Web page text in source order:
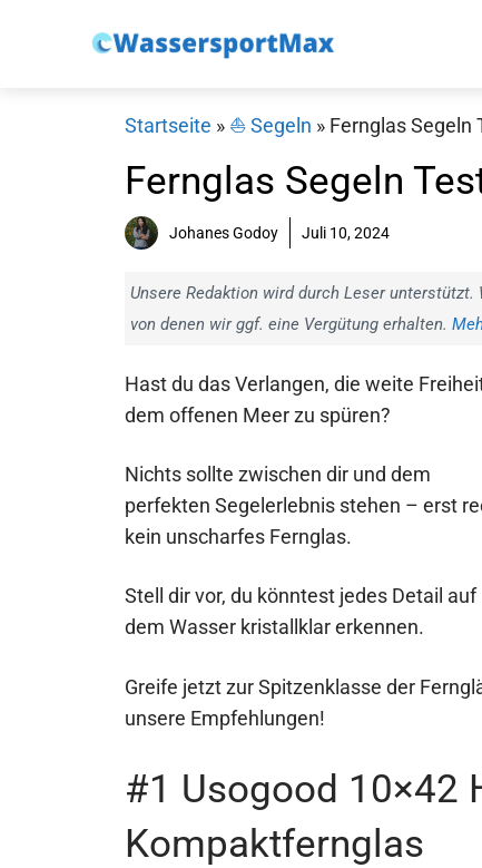
Startseite » ⛵️ Segeln » Fernglas Segeln
Fernglas Segeln
Johanes Godoy Juli 10, 2024
Unsere Redaktion wird durch Leser
von denen wir ggf. eine Vergütung erhalten.
Hast du das Verlangen, die weite
dem offenen Meer zu spüren?
Nichts sollte zwischen dir und dem
perfekten Segelerlebnis stehen – erst
kein unscharfes Fernglas.
Stell dir vor, du könntest jedes Detail auf
dem Wasser kristallklar erkennen.
Greife jetzt zur Spitzenklasse der
unsere Empfehlungen!
#1 Usogood 10×42
Kompaktfernglas